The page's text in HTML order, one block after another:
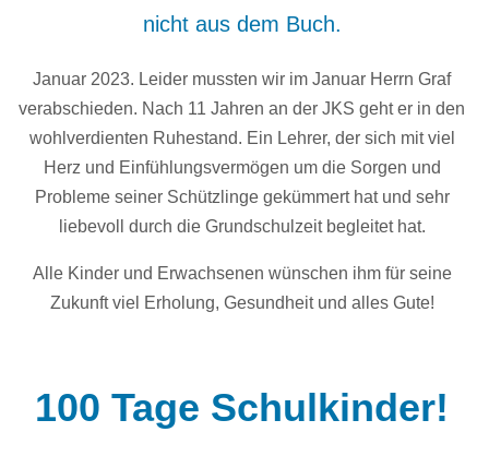
nicht aus dem Buch.
Januar 2023. Leider mussten wir im Januar Herrn Graf
verabschieden. Nach 11 Jahren an der JKS geht er in den
wohlverdienten Ruhestand. Ein Lehrer, der sich mit viel
Herz und Einfühlungsvermögen um die Sorgen und
Probleme seiner Schützlinge gekümmert hat und sehr
liebevoll durch die Grundschulzeit begleitet hat.
Alle Kinder und Erwachsenen wünschen ihm für seine
Zukunft viel Erholung, Gesundheit und alles Gute!
100 Tage Schulkinder!